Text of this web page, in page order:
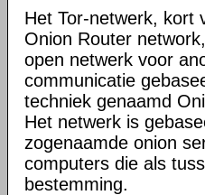
Het Tor-netwerk, kort
Onion Router
open netwerk voor
communicatie
techniek genaamd
Het netwerk is
zogenaamde onion
computers die als
bestemming.